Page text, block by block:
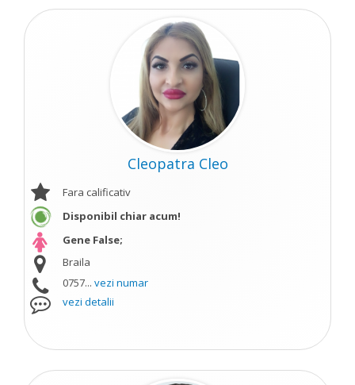
Cleopatra Cleo
Fara calificativ
Disponibil chiar acum!
Gene False;
Braila
0757... vezi numar
vezi detalii